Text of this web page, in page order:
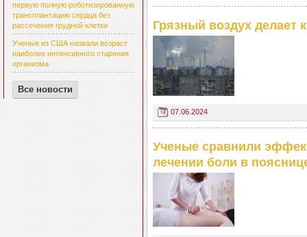
первую полную роботизированную
трансплантацию сердца без
рассечения грудной клетки
Ученые из США назвали возраст
наиболее интенсивного старения
организма
Все новости
Грязный воздух делает
07.06.2024
Ученые сравнили
лечении боли в